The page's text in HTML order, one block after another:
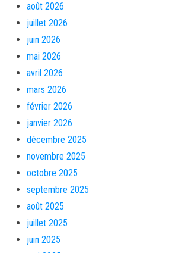
août 2026
juillet 2026
juin 2026
mai 2026
avril 2026
mars 2026
février 2026
janvier 2026
décembre 2025
novembre 2025
octobre 2025
septembre 2025
août 2025
juillet 2025
juin 2025